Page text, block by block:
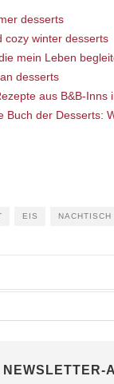
desserts
cozy winter desserts
mein Leben
desserts
aus B&B-Inns
Buch der Desserts:
EIS NACHTISCH
NEWSLETTER-